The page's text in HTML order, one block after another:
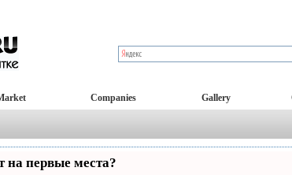
Companies Gallery
на первые места?